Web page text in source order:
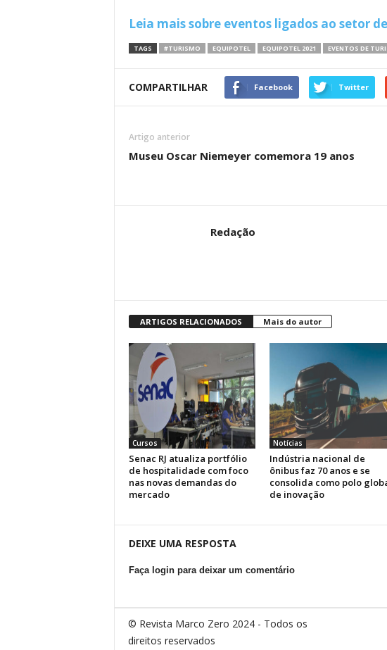
Leia mais sobre eventos ligados ao setor
TAGS #TURISMO EQUIPOTEL EQUIPOTEL 2021 EVENTOS DE
COMPARTILHAR Facebook Twitter
Artigo anterior
Museu Oscar Niemeyer comemora 19 anos
Redação
ARTIGOS RELACIONADOS Mais do autor
Cursos
Senac RJ atualiza portfólio
de hospitalidade com foco
nas novas demandas do
mercado
Notícias
Indústria nacional de
ônibus faz 70 anos e se
consolida como polo
de inovação
DEIXE UMA RESPOSTA
Faça login para deixar um comentário
© Revista Marco Zero 2024 - Todos os
direitos reservados